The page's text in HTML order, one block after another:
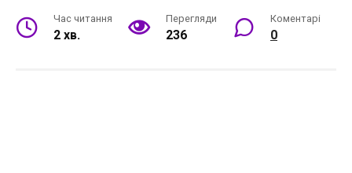
Час читання
2 хв.
Перегляди
236
Коментарі
0